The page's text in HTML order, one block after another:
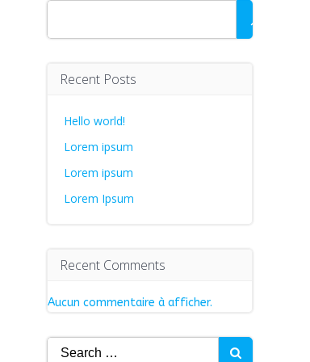
Rechercher
Recent Posts
Hello world!
Lorem ipsum
Lorem ipsum
Lorem Ipsum
Recent Comments
Aucun commentaire à afficher.
Search